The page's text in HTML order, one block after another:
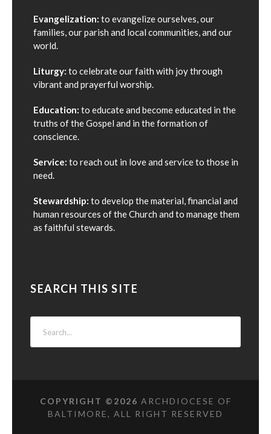
Evangelization: to evangelize ourselves, our
families, our parish and local communities, and our
world.
Liturgy: to celebrate our faith with joy through
vibrant and prayerful worship.
Education: to educate and become educated in the
truths of the Gospel and in the formation of
conscience.
Service: to reach out in love and service to those in
need.
Stewardship: to develop the material, financial and
human resources of the Church and to manage them
as faithful stewards.
SEARCH THIS SITE
COPYRIGHT © 2026 ARCHDIOCESE OF
BALTIMORE, ALL RIGHT RESERVED